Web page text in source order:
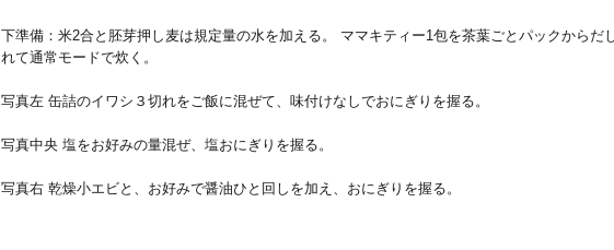
下準備：米2合と胚芽押し麦は規定量の水を加える。 ママキティー1包を茶葉ごとパックからだ
れて通常モードで炊く。
写真左 缶詰のイワシ３切れをご飯に混ぜて、味付けなしでおにぎりを握る。
写真中央 塩をお好みの量混ぜ、塩おにぎりを握る。
写真右 乾燥小エビと、お好みで醤油ひと回しを加え、おにぎりを握る。